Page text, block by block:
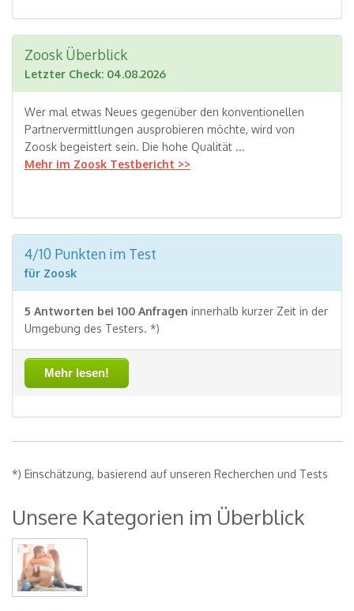
Zoosk Überblick
Letzter Check: 04.08.2026
Wer mal etwas Neues gegenüber den konventionellen
Partnervermittlungen ausprobieren möchte, wird von
Zoosk begeistert sein. Die hohe Qualität ...
Mehr im Zoosk Testbericht >>
4/10 Punkten im Test
für Zoosk
5 Antworten bei 100 Anfragen innerhalb kurzer Zeit in der
Umgebung des Testers. *)
Mehr lesen!
*) Einschätzung, basierend auf unseren Recherchen und Tests
Unsere Kategorien im Überblick